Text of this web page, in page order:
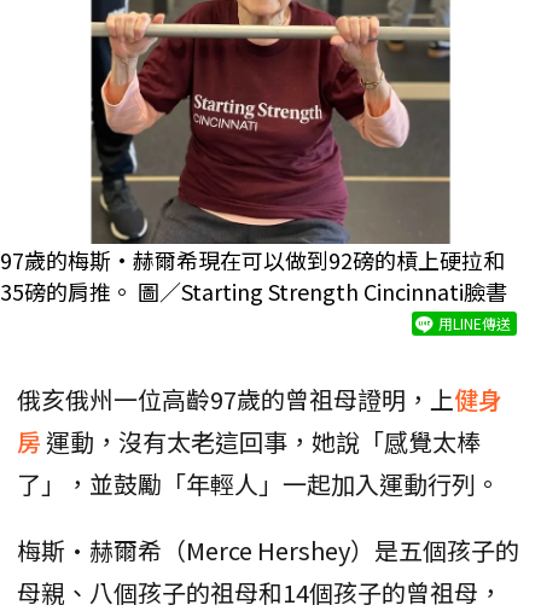
97歲的梅斯·赫爾希現在可以做到92磅的槓上硬拉和
35磅的肩推。 圖／Starting Strength Cincinnati臉書
用LINE傳送
俄亥俄州一位高齡97歲的曾祖母證明，上健身
房 運動，沒有太老這回事，她說「感覺太棒
了」，並鼓勵「年輕人」一起加入運動行列。
梅斯·赫爾希（Merce Hershey）是五個孩子的
母親、八個孩子的祖母和14個孩子的曾祖母，